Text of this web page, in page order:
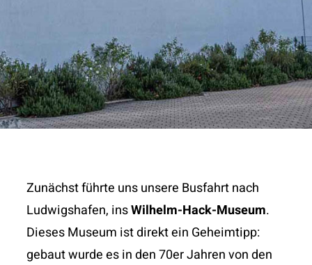
Zunächst führte uns unsere Busfahrt nach
Ludwigshafen, insWilhelm-Hack-Museum.
Dieses Museum ist direkt ein Geheimtipp:
gebaut wurde es in den 70er Jahren von den